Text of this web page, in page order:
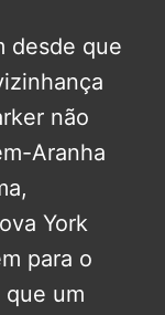
desde que
não
Aranha
York
para o
um